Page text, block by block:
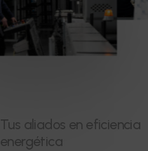
Tus aliados en eficiencia
energética